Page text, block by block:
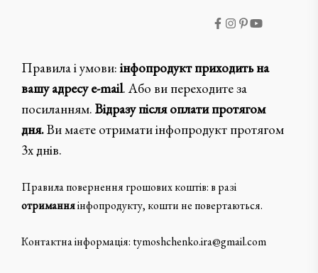
Правила і умови:інфопродукт приходить на
вашу адресу e-mail. Або ви переходите за
посиланням. Відразу після оплати протягом
дня.Ви маєте отримати інфопродукт протягом
3х днів.
Правила повернення грошових коштів: в разі
отриманняінфопродукту, кошти не повертаються.
Контактна інформація: tymoshchenko.ira@gmail.com